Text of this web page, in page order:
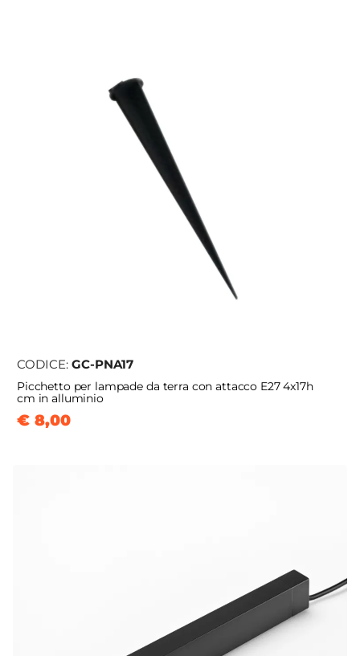
CODICE: GC-PNA17
Picchetto per lampade da terra con attacco E27 4x17h
cm in alluminio
€ 8,00